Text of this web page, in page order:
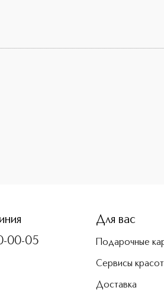
00-05
Для вас
Подарочные
Сервисы
Доставка